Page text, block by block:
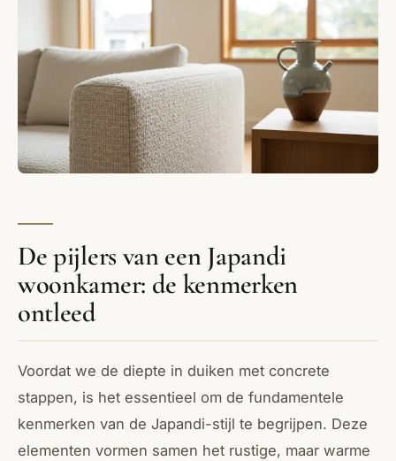
De pijlers van een Japandi
woonkamer: de kenmerken
ontleed
Voordat we de diepte in duiken met concrete
stappen, is het essentieel om de fundamentele
kenmerken van de Japandi-stijl te begrijpen. Deze
elementen vormen samen het rustige, maar warme